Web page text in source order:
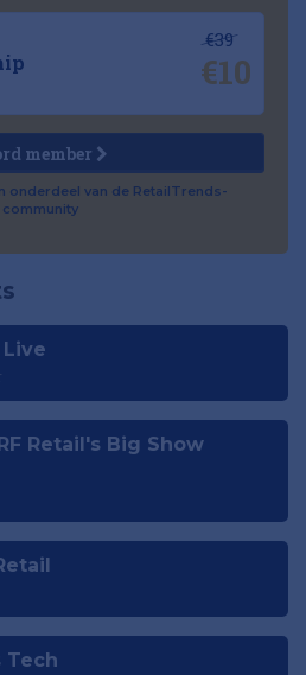
€39
€10
member
onderdeel van de RetailTrends-
community
Retail's Big Show
Tech